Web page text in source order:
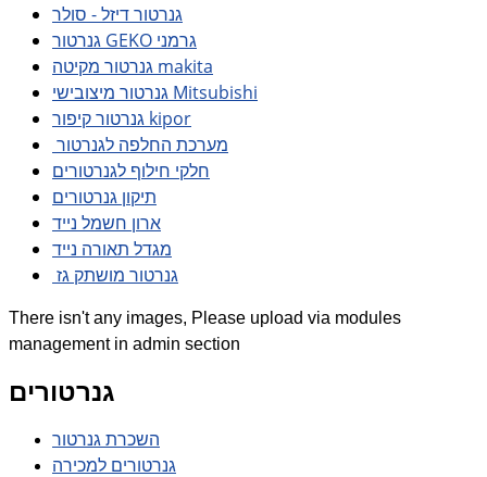
גנרטור דיזל - סולר
גנרטור GEKO גרמני
גנרטור מקיטה makita
גנרטור מיצובישי Mitsubishi
גנרטור קיפור kipor
מערכת החלפה לגנרטור
חלקי חילוף לגנרטורים
תיקון גנרטורים
ארון חשמל נייד
מגדל תאורה נייד
גנרטור מושתק גז
There isn't any images, Please upload via modules
management in admin section
גנרטורים
השכרת גנרטור
גנרטורים למכירה